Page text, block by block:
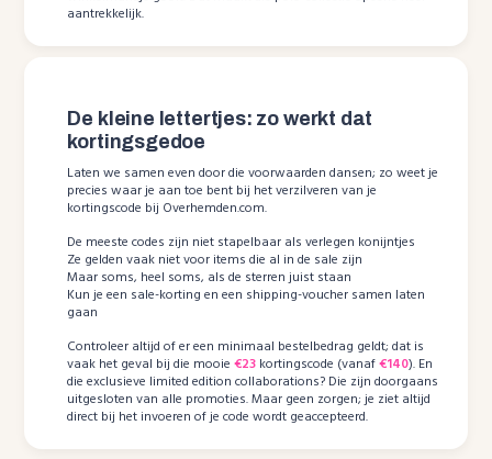
aantrekkelijk.
De kleine lettertjes: zo werkt dat
kortingsgedoe
Laten we samen even door die voorwaarden dansen; zo weet je
precies waar je aan toe bent bij het verzilveren van je
kortingscode bij Overhemden.com.
De meeste codes zijn niet stapelbaar als verlegen konijntjes
Ze gelden vaak niet voor items die al in de sale zijn
Maar soms, heel soms, als de sterren juist staan
Kun je een sale-korting en een shipping-voucher samen laten
gaan
Controleer altijd of er een minimaal bestelbedrag geldt; dat is
vaak het geval bij die mooie€23 kortingscode (vanaf€140). En
die exclusieve limited edition collaborations? Die zijn doorgaans
uitgesloten van alle promoties. Maar geen zorgen; je ziet altijd
direct bij het invoeren of je code wordt geaccepteerd.